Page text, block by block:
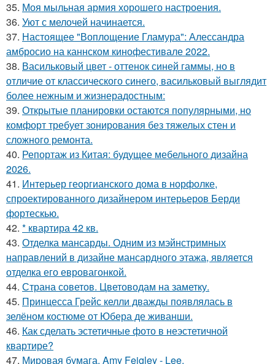
35. Моя мыльная армия хорошего настроения.
36. Уют с мелочей начинается.
37. Настоящее "Воплощение Гламура": Алессандра
амбросио на каннском кинофестивале 2022.
38. Васильковый цвет - оттенок синей гаммы, но в
отличие от классического синего, васильковый выглядит
более нежным и жизнерадостным:
39. Открытые планировки остаются популярными, но
комфорт требует зонирования без тяжелых стен и
сложного ремонта.
40. Репортаж из Китая: будущее мебельного дизайна
2026.
41. Интерьер георгианского дома в норфолке,
спроектированного дизайнером интерьеров Берди
фортескью.
42. * квартира 42 кв.
43. Отделка мансарды. Одним из мэйнстримных
направлений в дизайне мансардного этажа, является
отделка его евровагонкой.
44. Страна советов. Цветоводам на заметку.
45. Принцесса Грейс келли дважды появлялась в
зелёном костюме от Юбера де живанши.
46. Как сделать эстетичные фото в неэстетичной
квартире?
47. Мировая бумага. Amy Feigley - Lee.